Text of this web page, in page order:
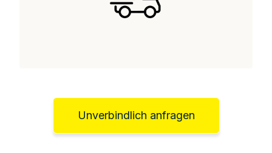
Unverbindlich anfragen